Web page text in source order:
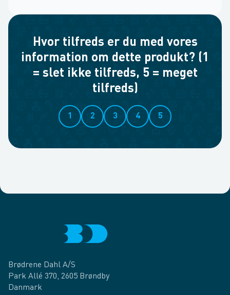
Hvor tilfreds er du med vores
information om dette produkt? (1
= slet ikke tilfreds, 5 = meget
tilfreds)
1 2 3 4 5
Brødrene Dahl A/S
Park Allé 370, 2605 Brøndby
Danmark